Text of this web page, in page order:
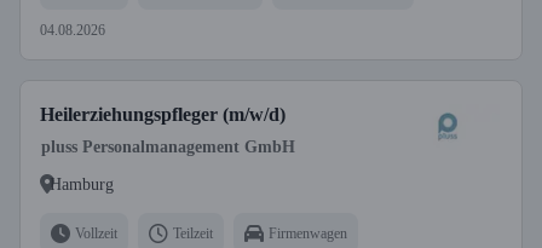
04.08.2026
Heilerziehungspfleger (m/w/d)
pluss Personalmanagement GmbH
Hamburg
Vollzeit Teilzeit Firmenwagen